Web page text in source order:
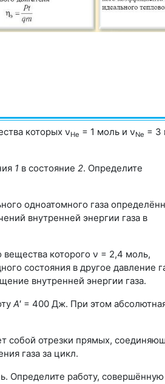
которых νНе = 1 моль и νNе = 3
1 в состояние 2. Определите
одноатомного газа
внутренней энергии газа в
которого ν = 2,4 моль,
состояния в другое давление
внутренней энергии газа.
А′ = 400 Дж. При этом
собой отрезки прямых,
газа за цикл.
Определите работу,